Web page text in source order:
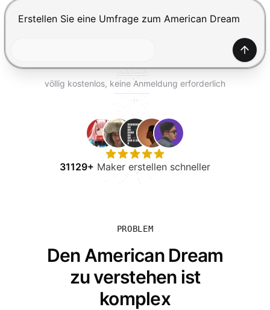
Drücke Enter zum Absenden, Shift+Enter für einen
völlig kostenlos, keine Anmeldung erforderlich
31129+ Maker erstellen schneller
PROBLEM
Den American Dream
zu verstehen ist
komplex